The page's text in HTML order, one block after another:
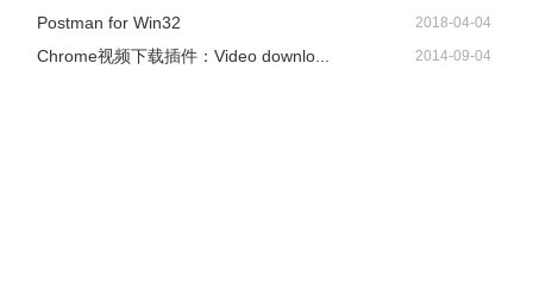
Postman for Win32 2018-04-04
Chrome视频下载插件：Video downlo... 2014-09-04